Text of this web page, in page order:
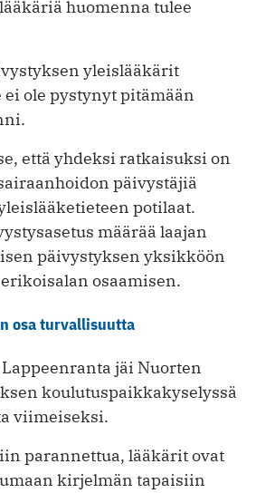
huomenna tulee
yleislääkärit
ei ole pystynyt pitämään
että yhdeksi ratkaisuksi on
päivystäjiä
potilaat.
määrää laajan
päivystyksen yksikköön
osaamisen.
osa turvallisuutta
jäi Nuorten
koulutuspaikkakyselyssä
viimeiseksi.
parannettua, lääkärit ovat
kirjelmän tapaisiin